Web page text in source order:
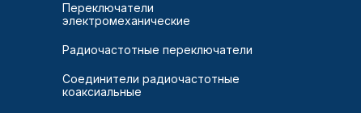
Переключатели
электромеханические
Радиочастотные переключатели
Соединители радиочастотные
коаксиальные